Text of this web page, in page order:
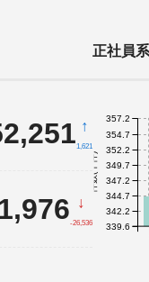
↑
1,621
↓
-26,536
正社員
件数(千件)
339.6
342.2
344.7
347.2
349.7
352.2
354.7
357.2